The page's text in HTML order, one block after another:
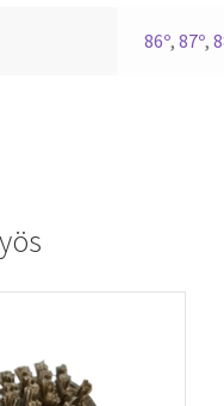
86º, 87º,